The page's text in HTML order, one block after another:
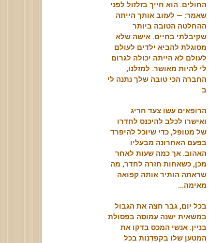
החולים. הוא חייך בזלזול לפני
שאמר: — לעזוב אותך הייתה
ההחלטה הטובה ביותר
שקיבלתי בחיים. אישה שלא
מסוגלת להביא ילדים לעולם
לעולם לא הייתה יכולה לגרום
לי להיות מאושר. למזלנו,
החברה הכי טובה שלך נתנה לי
ב
הרופאים עשו צעד חריג
ואישרו לכלב להיכנס לחדרו
של מטופל, כדי שיוכל להיפרד
בפעם האחרונה מבעליו
האהוב. אך כמה שעות לאחר
מכן, כשאחות חזרה לחדר, מה
שראתה הותיר אותה קפואה
מאימה…
בכל יום, גבר חצה את הגבול
במשאית ישנה עמוסה בפסולת
בניין. אנשי המכס בדקו את
המטען שלו בקפדנות בכל